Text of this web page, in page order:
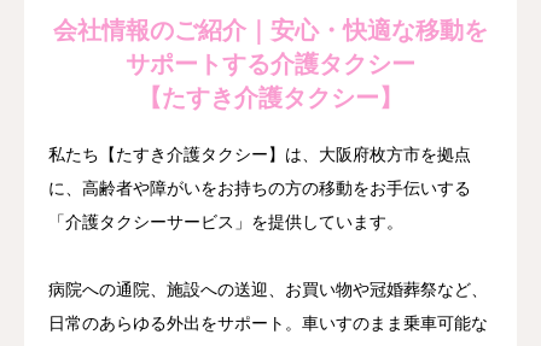
会社情報のご紹介｜安心・快適な移動を
サポートする介護タクシー
【たすき介護タクシー】
私たち【たすき介護タクシー】は、大阪府枚方市を拠点
に、高齢者や障がいをお持ちの方の移動をお手伝いする
「介護タクシーサービス」を提供しています。
病院への通院、施設への送迎、お買い物や冠婚葬祭など、
日常のあらゆる外出をサポート。車いすのまま乗車可能な